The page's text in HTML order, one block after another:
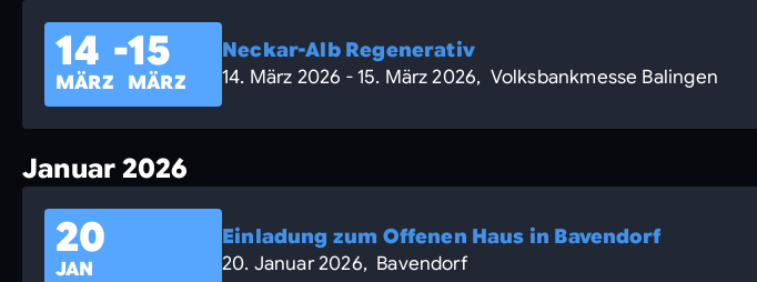
14
MÄRZ
-15
MÄRZ
Neckar-Alb Regenerativ
14. März 2026 - 15. März 2026, Volksbankmesse Balingen
Januar 2026
20
JAN
Einladung zum Offenen Haus in Bavendorf
20. Januar 2026, Bavendorf